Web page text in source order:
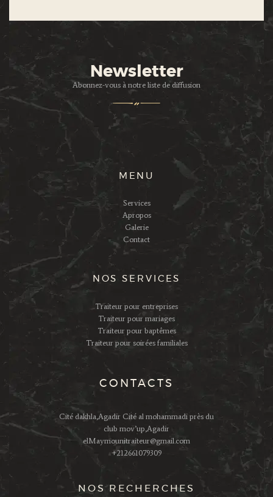
Newsletter
Abonnez-vous à notre liste de diffusion
MENU
Services
Apropos
Galerie
Contact
NOS SERVICES
Traiteur pour entreprises
Traiteur pour mariages
Traiteur pour baptêmes
Traiteur pour soirées familiales
CONTACTS
Cité dakhla,Agadir Cité al mohammadi près du
club mov’up,Agadir
elMaymounitraiteur@gmail.com
+212661079309
NOS RECHERCHES